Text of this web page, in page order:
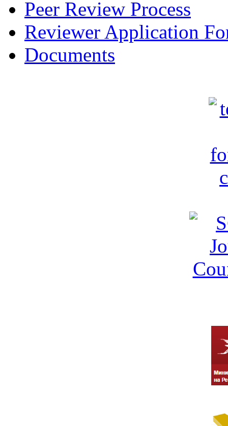
Peer Review Process
Reviewer Application
Documents